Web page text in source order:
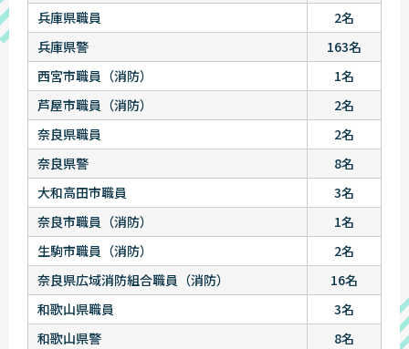
兵庫県職員
2名
兵庫県警
163名
西宮市職員（消防）
1名
芦屋市職員（消防）
2名
奈良県職員
2名
奈良県警
8名
大和高田市職員
3名
奈良市職員（消防）
1名
生駒市職員（消防）
2名
奈良県広域消防組合職員（消防）
16名
和歌山県職員
3名
和歌山県警
8名